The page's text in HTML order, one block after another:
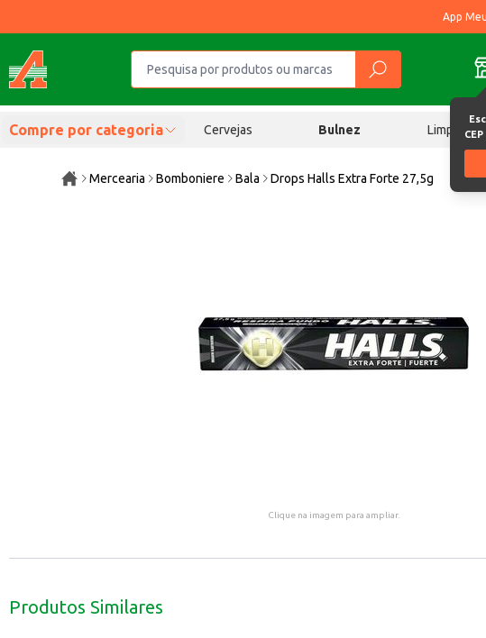
App
Compre por categoria Cervejas Bulnez Limpeza
Mercearia Bomboniere Bala Drops Halls Extra Forte 27,5g
Clique na imagem para ampliar.
Produtos Similares